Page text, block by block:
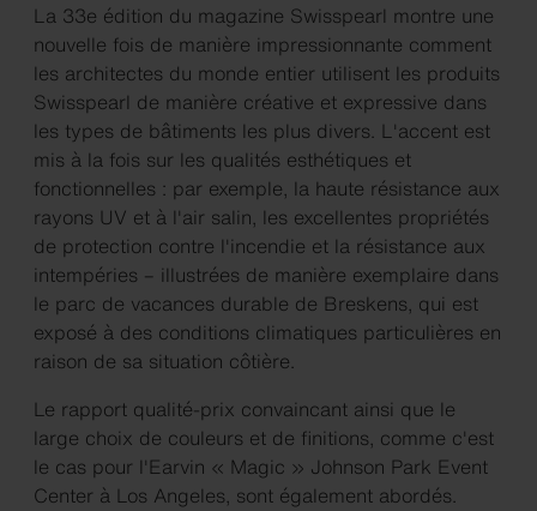
La 33e édition du magazine Swisspearl montre une
nouvelle fois de manière impressionnante comment
les architectes du monde entier utilisent les produits
Swisspearl de manière créative et expressive dans
les types de bâtiments les plus divers. L'accent est
mis à la fois sur les qualités esthétiques et
fonctionnelles : par exemple, la haute résistance aux
rayons UV et à l'air salin, les excellentes propriétés
de protection contre l'incendie et la résistance aux
intempéries – illustrées de manière exemplaire dans
le parc de vacances durable de Breskens, qui est
exposé à des conditions climatiques particulières en
raison de sa situation côtière.
Le rapport qualité-prix convaincant ainsi que le
large choix de couleurs et de finitions, comme c'est
le cas pour l'Earvin « Magic » Johnson Park Event
Center à Los Angeles, sont également abordés.